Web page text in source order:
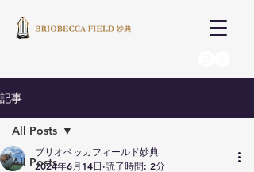
記事
All Posts
All Posts
ブリオベッカフィールド妙典
2024年6月14日 読了時間: 2分